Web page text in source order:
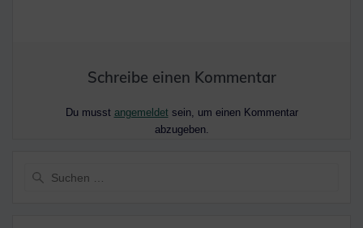
Schreibe einen Kommentar
Du musst angemeldetsein, um einen Kommentar
abzugeben.